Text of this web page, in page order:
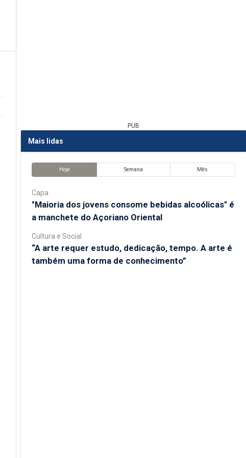
PUB
Mais lidas
Hoje Semana Mês
Capa
"Maioria dos jovens consome bebidas alcoólicas" é
a manchete do Açoriano Oriental
Cultura e Social
“A arte requer estudo, dedicação, tempo. A arte é
também uma forma de conhecimento”